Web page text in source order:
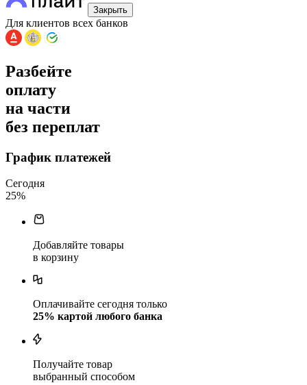
Закрыть
Для клиентов всех банков
Разбейте
оплату
на части
без переплат
График платежей
Сегодня
25%
Добавляйте товары
в корзину
Оплачивайте сегодня только
25% картой любого банка
Получайте товар
выбранный способом